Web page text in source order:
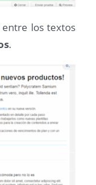
entre los textos
.